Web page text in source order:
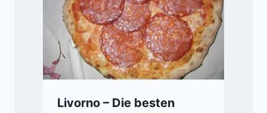
Livorno – Die besten